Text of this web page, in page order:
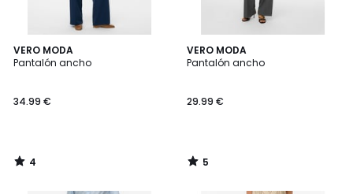
VERO MODA
Pantalón ancho
34.99 €
4
/
4
/
VERO MODA
Pantalón ancho
29.99 €
5
/
5
/